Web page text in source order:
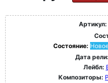
Артикул:
Состояние:
Дата
Лейбл:
Композиторы: